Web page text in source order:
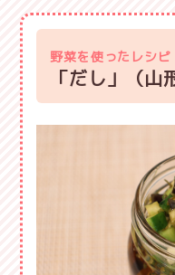
野菜を使ったレシピ
「だし」（山